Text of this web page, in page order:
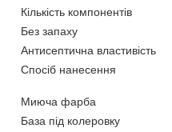
Кількість компонентів
Без запаху
Антисептична властивість
Спосіб нанесення
Миюча фарба
База під колеровку